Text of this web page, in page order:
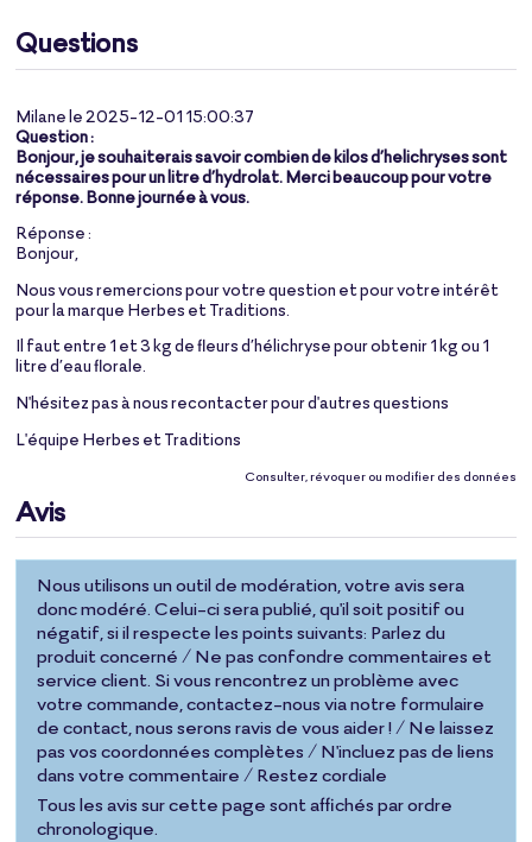
Questions
Milane le 2025-12-01 15:00:37
Question :
Bonjour, je souhaiterais savoir combien de kilos d’helichryses sont
nécessaires pour un litre d’hydrolat. Merci beaucoup pour votre
réponse. Bonne journée à vous.
Réponse :
Bonjour,
Nous vous remercions pour votre question et pour votre intérêt
pour la marque Herbes et Traditions.
Il faut entre 1 et 3 kg de fleurs d’hélichryse pour obtenir 1 kg ou 1
litre d’eau florale.
N'hésitez pas à nous recontacter pour d'autres questions
L'équipe Herbes et Traditions
Consulter, révoquer ou modifier des données
Avis
Nous utilisons un outil de modération, votre avis sera
donc modéré. Celui-ci sera publié, qu'il soit positif ou
négatif, si il respecte les points suivants: Parlez du
produit concerné / Ne pas confondre commentaires et
service client. Si vous rencontrez un problème avec
votre commande, contactez-nous via notre formulaire
de contact, nous serons ravis de vous aider ! / Ne laissez
pas vos coordonnées complètes / N'incluez pas de liens
dans votre commentaire / Restez cordiale
Tous les avis sur cette page sont affichés par ordre
chronologique.